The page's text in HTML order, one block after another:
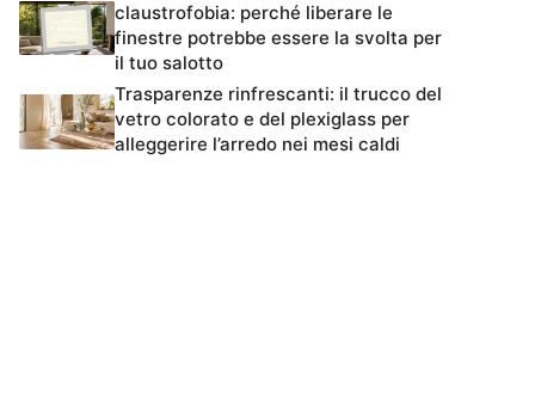
claustrofobia: perché liberare le
finestre potrebbe essere la svolta per
il tuo salotto
Trasparenze rinfrescanti: il trucco del
vetro colorato e del plexiglass per
alleggerire l’arredo nei mesi caldi